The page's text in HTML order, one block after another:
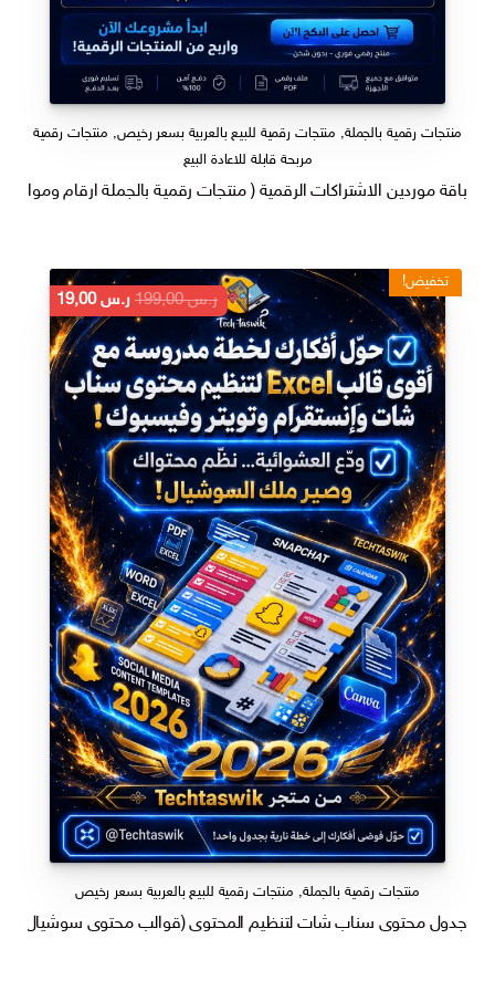
منتجات رقمية بالجملة, منتجات رقمية للبيع بالعربية بسعر رخيص, منتجات رقمية
مربحة قابلة للاعادة البيع
باقة موردين الاشتراكات الرقمية ( منتجات رقمية بالجملة ارقام ومواقع
تخفيض!
منتجات رقمية بالجملة, منتجات رقمية للبيع بالعربية بسعر رخيص
جدول محتوى سناب شات لتنظيم المحتوى (قوالب محتوى سوشيال
ر.س199,00
السعر
الأصلي
هو:
ر.س 199,00.
ر.س19,00
الحالي
هو:
ر.س 19,00.